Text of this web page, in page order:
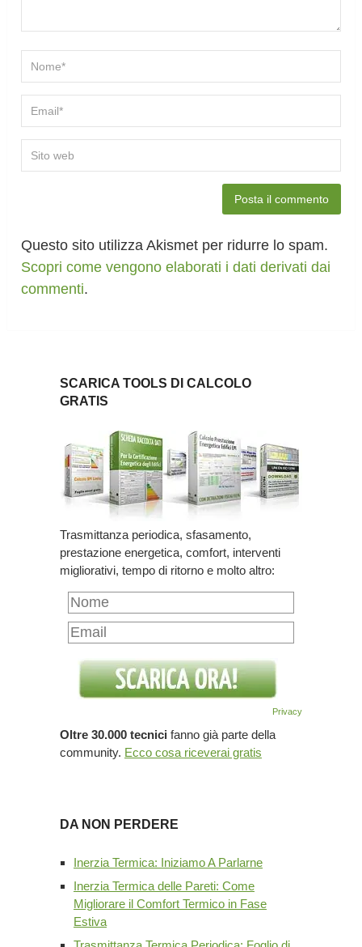
Questo sito utilizza Akismet per ridurre lo spam.
Scopri come vengono elaborati i dati derivati dai
commenti.
SCARICA TOOLS DI CALCOLO
GRATIS
Trasmittanza periodica, sfasamento,
prestazione energetica, comfort, interventi
migliorativi, tempo di ritorno e molto altro:
Privacy
Oltre 30.000 tecnici fanno già parte della
community. Ecco cosa riceverai gratis
DA NON PERDERE
Inerzia Termica: Iniziamo A Parlarne
Inerzia Termica delle Pareti: Come
Migliorare il Comfort Termico in Fase
Estiva